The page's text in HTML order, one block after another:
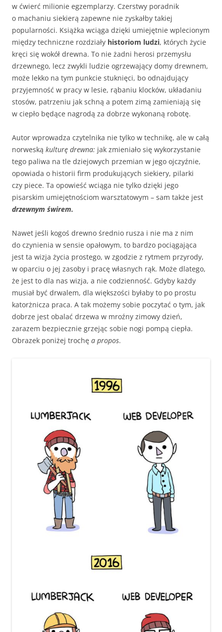
w ćwierć milionie egzemplarzy. Czerstwy poradnik
o machaniu siekierą zapewne nie zyskałby takiej
popularności. Książka wciąga dzięki umiejętnie wplecionym
między techniczne rozdziały historiom ludzi, których życie
kręci się wokół drewna. To nie żadni herosi przemysłu
drzewnego, lecz zwykli ludzie ogrzewający domy drewnem,
może lekko na tym punkcie stuknięci, bo odnajdujący
przyjemność w pracy w lesie, rąbaniu klocków, układaniu
stosów, patrzeniu jak schną a potem zimą zamieniają się
w ciepło będące nagrodą za dobrze wykonaną robotę.
Autor wprowadza czytelnika nie tylko w technikę, ale w całą
norweską kulturę drewna: jak zmieniało się wykorzystanie
tego paliwa na tle dziejowych przemian w jego ojczyźnie,
opowiada o historii firm produkujących siekiery, pilarki
czy piece. Ta opowieść wciąga nie tylko dzięki jego
pisarskim umiejętnościom warsztatowym – sam także jest
drzewnym świrem.
Nawet jeśli kogoś drewno średnio rusza i nie ma z nim
do czynienia w sensie opałowym, to bardzo pociągająca
jest ta wizja życia prostego, w zgodzie z rytmem przyrody,
w oparciu o jej zasoby i pracę własnych rąk. Może dlatego,
że jest to dla nas wizja, a nie codzienność. Gdyby każdy
musiał być drwalem, dla większości byłaby to po prostu
katorżnicza praca. A tak możemy sobie poczytać o tym, jak
dobrze jest obalać drzewa w mroźny zimowy dzień,
zarazem bezpiecznie grzejąc sobie nogi pompą ciepła.
Obrazek poniżej trochę a propos.